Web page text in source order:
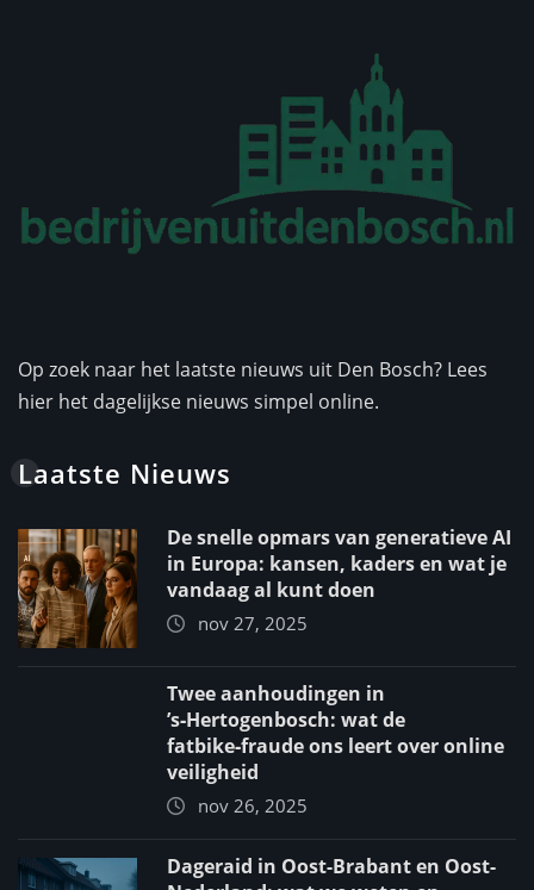
Op zoek naar het laatste nieuws uit Den Bosch? Lees
hier het dagelijkse nieuws simpel online.
Laatste Nieuws
De snelle opmars van generatieve AI
in Europa: kansen, kaders en wat je
vandaag al kunt doen
nov 27, 2025
Twee aanhoudingen in
’s‑Hertogenbosch: wat de
fatbike‑fraude ons leert over online
veiligheid
nov 26, 2025
Dageraid in Oost-Brabant en Oost-